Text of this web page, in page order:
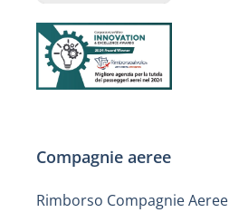
Compagnie aeree
Rimborso Compagnie Aeree